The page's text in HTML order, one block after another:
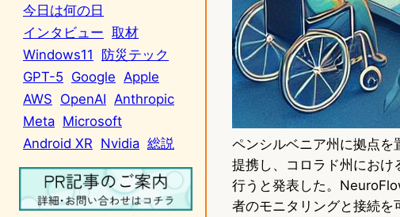
今日は何の日
インタビュー 取材
Windows11
防災テック
GPT-5 Google Apple
AWS OpenAI Anthropic
Meta Microsoft
Android XR Nvidia 総説
ペンシルベニア州に拠点
提携し、コロラド州におけ
行うと発表した。
者のモニタリングと接続を